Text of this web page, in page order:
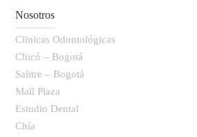
Nosotros
Clinicas Odontológicas
Chicó – Bogotá
Salitre – Bogotá
Mall Plaza
Estudio Dental
Chía